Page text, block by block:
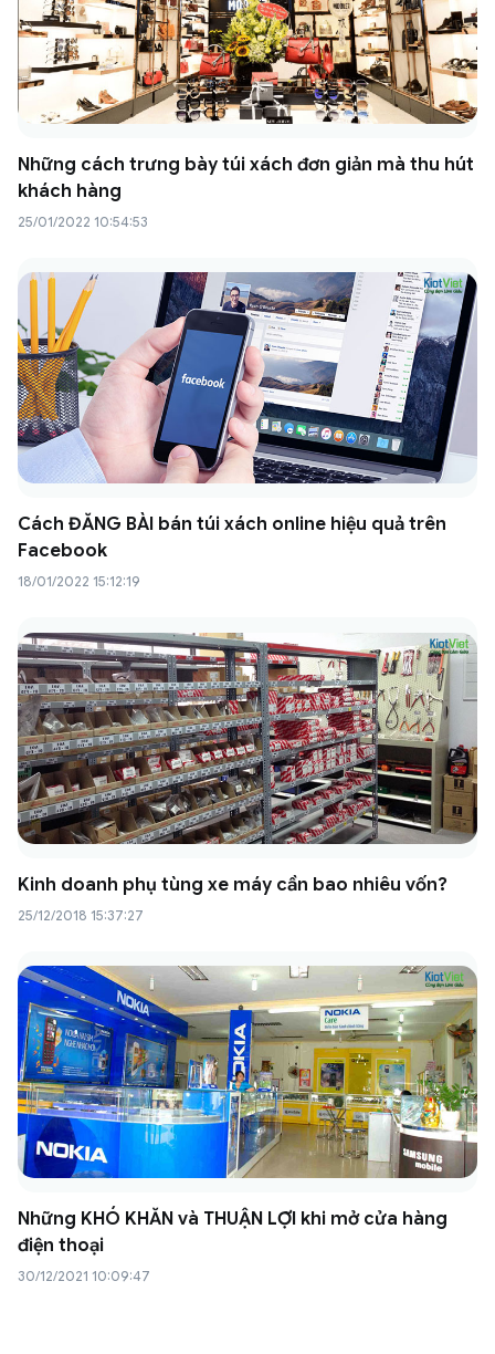
Những cách trưng bày túi xách đơn giản mà thu hút
khách hàng
25/01/2022 10:54:53
Cách ĐĂNG BÀI bán túi xách online hiệu quả trên
Facebook
18/01/2022 15:12:19
Kinh doanh phụ tùng xe máy cần bao nhiêu vốn?
25/12/2018 15:37:27
Những KHÓ KHĂN và THUẬN LỢI khi mở cửa hàng
điện thoại
30/12/2021 10:09:47